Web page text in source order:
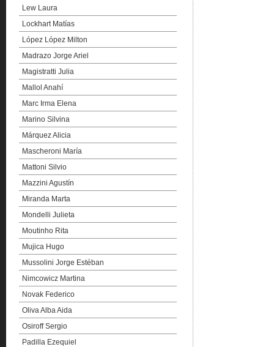
Lew Laura
Lockhart Matías
López López Milton
Madrazo Jorge Ariel
Magistratti Julia
Mallol Anahí
Marc Irma Elena
Marino Silvina
Márquez Alicia
Mascheroni María
Mattoni Silvio
Mazzini Agustín
Miranda Marta
Mondelli Julieta
Moutinho Rita
Mujica Hugo
Mussolini Jorge Estéban
Nimcowicz Martina
Novak Federico
Oliva Alba Aida
Osiroff Sergio
Padilla Ezequiel